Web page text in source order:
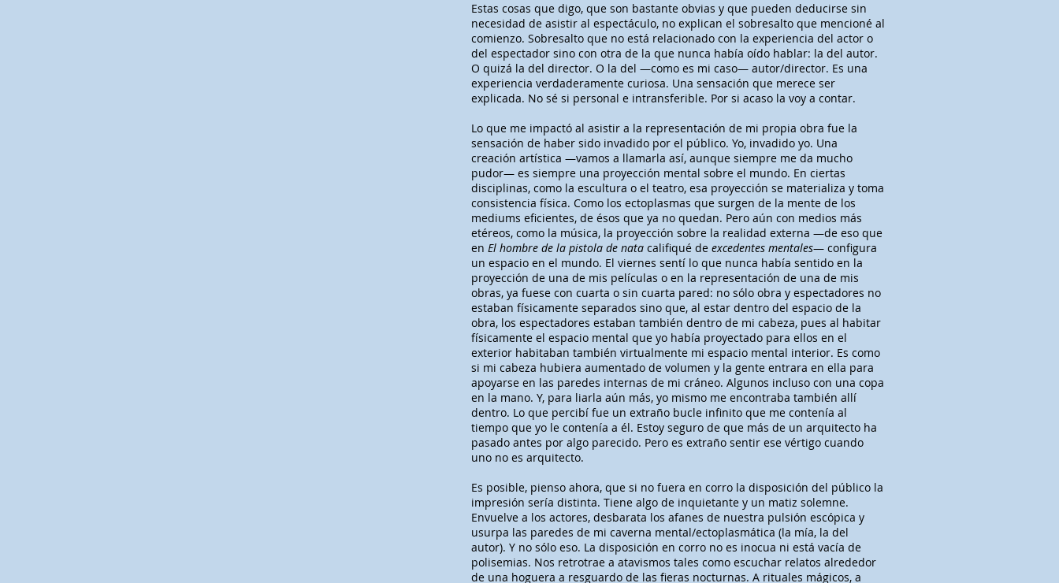
Estas cosas que digo, que son bastante obvias y que pueden deducirse sin
necesidad de asistir al espectáculo, no explican el sobresalto que mencioné al
comienzo. Sobresalto que no está relacionado con la experiencia del actor o
del espectador sino con otra de la que nunca había oído hablar: la del autor.
O quizá la del director. O la del —como es mi caso— autor/director. Es una
experiencia verdaderamente curiosa. Una sensación que merece ser
explicada. No sé si personal e intransferible. Por si acaso la voy a contar.
Lo que me impactó al asistir a la representación de mi propia obra fue la
sensación de haber sido invadido por el público. Yo, invadido yo. Una
creación artística —vamos a llamarla así, aunque siempre me da mucho
pudor— es siempre una proyección mental sobre el mundo. En ciertas
disciplinas, como la escultura o el teatro, esa proyección se materializa y toma
consistencia física. Como los ectoplasmas que surgen de la mente de los
mediums eficientes, de ésos que ya no quedan. Pero aún con medios más
etéreos, como la música, la proyección sobre la realidad externa —de eso que
en El hombre de la pistola de nata califiqué de excedentes mentales— configura
un espacio en el mundo. El viernes sentí lo que nunca había sentido en la
proyección de una de mis películas o en la representación de una de mis
obras, ya fuese con cuarta o sin cuarta pared: no sólo obra y espectadores no
estaban físicamente separados sino que, al estar dentro del espacio de la
obra, los espectadores estaban también dentro de mi cabeza, pues al habitar
físicamente el espacio mental que yo había proyectado para ellos en el
exterior habitaban también virtualmente mi espacio mental interior. Es como
si mi cabeza hubiera aumentado de volumen y la gente entrara en ella para
apoyarse en las paredes internas de mi cráneo. Algunos incluso con una copa
en la mano. Y, para liarla aún más, yo mismo me encontraba también allí
dentro. Lo que percibí fue un extraño bucle infinito que me contenía al
tiempo que yo le contenía a él. Estoy seguro de que más de un arquitecto ha
pasado antes por algo parecido. Pero es extraño sentir ese vértigo cuando
uno no es arquitecto.
Es posible, pienso ahora, que si no fuera en corro la disposición del público la
impresión sería distinta. Tiene algo de inquietante y un matiz solemne.
Envuelve a los actores, desbarata los afanes de nuestra pulsión escópica y
usurpa las paredes de mi caverna mental/ectoplasmática (la mía, la del
autor). Y no sólo eso. La disposición en corro no es inocua ni está vacía de
polisemias. Nos retrotrae a atavismos tales como escuchar relatos alrededor
de una hoguera a resguardo de las fieras nocturnas. A rituales mágicos, a